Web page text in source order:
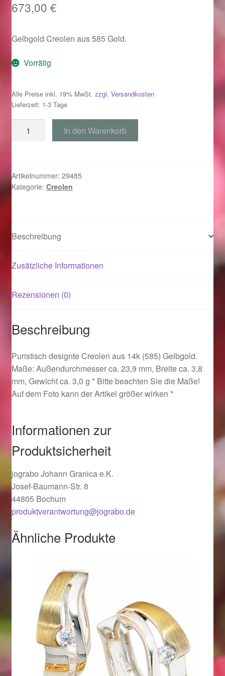
Im Gedenken an
Impressum
Karneval 2015 – Schmuck zu Fasching & Co.
Karneval 2019 – Schmuck zu Fasching & Co.
Karneval 2020 – Schmuck zu Fasching & Co.
Liefer- und Versandkosten
Magisches und Festliches zu Halloween
Logout
Ostergeschenke finden für Ostern 2015
Ostergeschenke finden für Ostern 2016
Ostergeschenke finden für Ostern 2018
Ostergeschenke finden für Ostern 2020
Ostergeschenke finden für Ostern 2021
Ostergeschenke finden für Ostern 2022
Startseite
Startseite
673,00 €
Gelbgold Creolen aus 585 Gold.
Vorrätig
Alle Preise inkl. 19% MwSt. zzgl. Versandkosten
Lieferzeit: 1-3 Tage
In den Warenkorb
Artikelnummer: 29485
Kategorie: Creolen
Beschreibung
Zusätzliche Informationen
Rezensionen (0)
Beschreibung
Puristisch designte Creolen aus 14k (585) Gelbgold.
Maße: Außendurchmesser ca. 23,9 mm, Breite ca. 3,8
mm, Gewicht ca. 3,0 g * Bitte beachten Sie die Maße!
Auf dem Foto kann der Artikel größer wirken *
Informationen zur
Produktsicherheit
jograbo Johann Granica e.K.
Josef-Baumann-Str. 8
44805 Bochum
produktverantwortung@jograbo.de
Ähnliche Produkte